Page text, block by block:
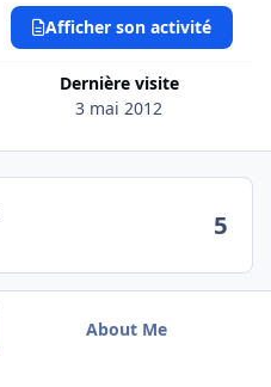
Dernière visite
3 mai 2012
Afficher son activité
5
About Me